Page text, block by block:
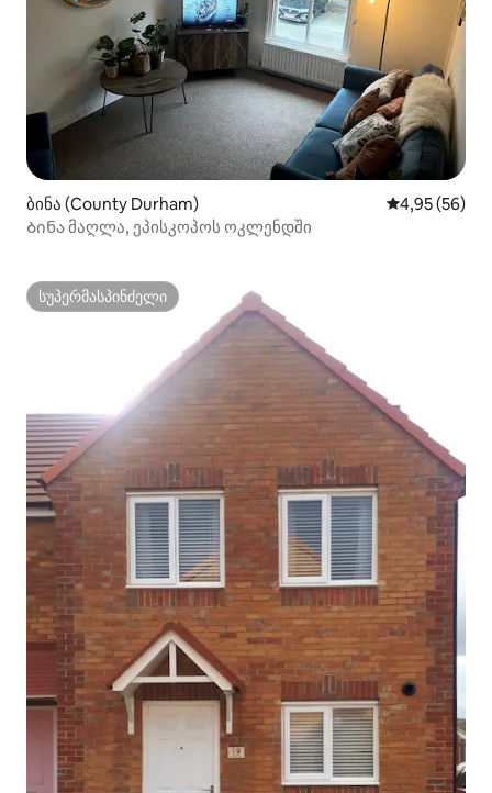
ბინა (County Durham) საშუალო
4,95 (56)
Ბინა მაღლა, ეპისკოპოს ოკლენდში
სუპერმასპინძელი
სუპერმასპინძელი